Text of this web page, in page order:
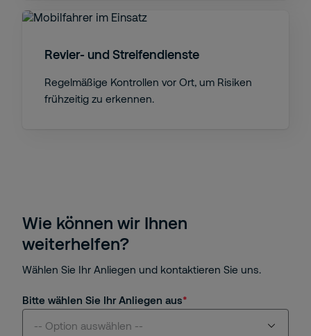
Revier- und Streifendienste
Regelmäßige Kontrollen vor Ort, um Risiken
frühzeitig zu erkennen.
Wie können wir Ihnen
weiterhelfen?
Wählen Sie Ihr Anliegen und kontaktieren Sie uns.
Bitte wählen Sie Ihr Anliegen aus
-- Option auswählen --